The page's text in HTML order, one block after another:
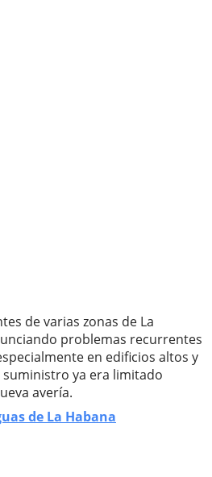
de varias zonas de La
problemas recurrentes
en edificios altos y
ya era limitado
avería.
de La Habana